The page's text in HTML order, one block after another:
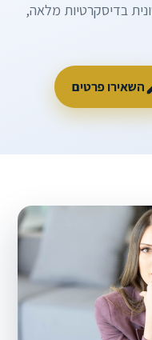
בדיסקרטיות מלאה,
השאירו פרטים